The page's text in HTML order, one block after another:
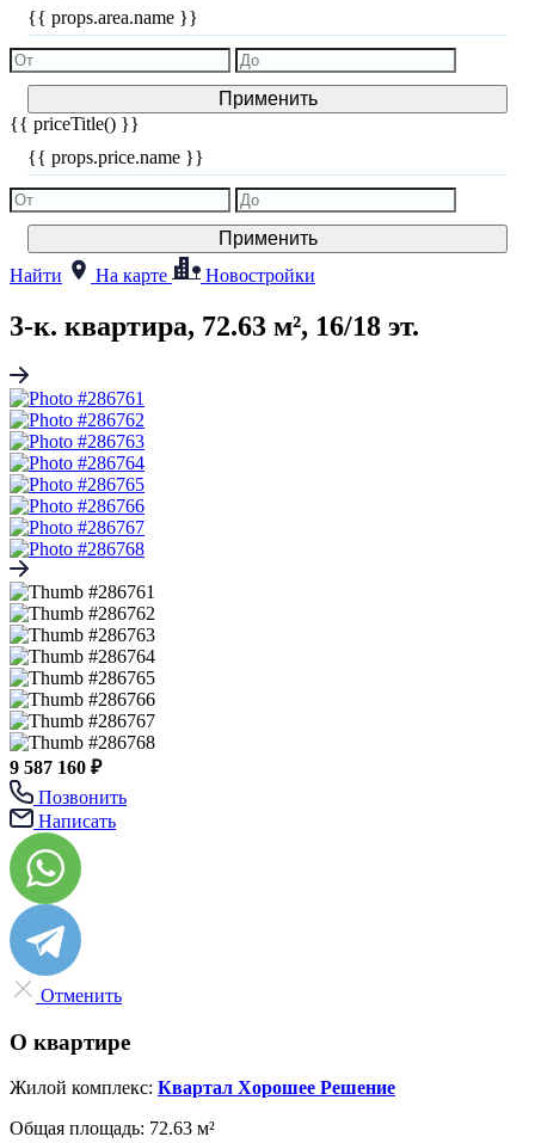
{{ props.area.name }}
Применить
{{ priceTitle() }}
{{ props.price.name }}
Применить
Найти
На карте Новостройки
3-к. квартира, 72.63 м², 16/18 эт.
9 587 160 ₽
Позвонить
Написать
Отменить
О квартире
Жилой комплекс: Квартал Хорошее Решение
Общая площадь: 72.63 м²